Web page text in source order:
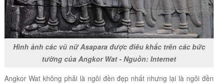
Hình ảnh các vũ nữ Asapara được điêu khắc trên các bức
tường của Angkor Wat - Nguồn: Internet
Angkor Wat không phải là ngôi đền đẹp nhất nhưng lại là ngôi đền